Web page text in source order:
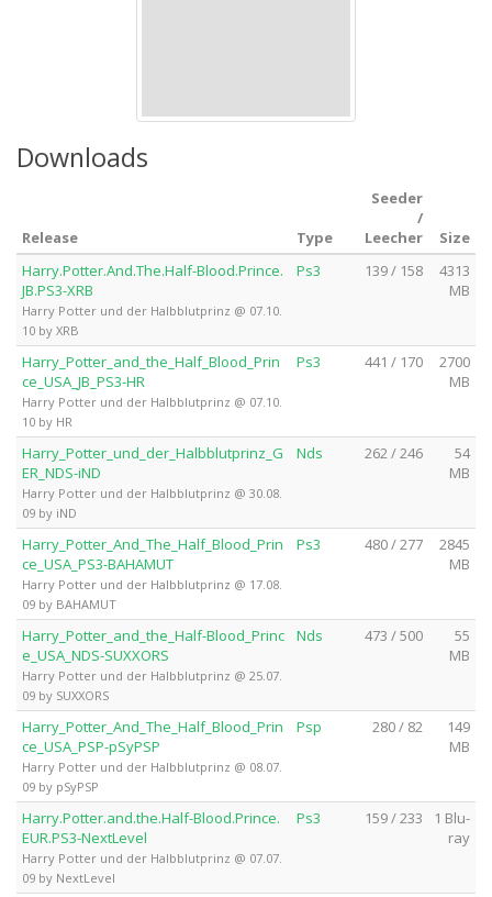
Downloads
Release Type
Seeder
/
Leecher
Size
Harry.Potter.And.The.Half-Blood.Prince.
JB.PS3-XRB
Harry Potter und der Halbblutprinz @ 07.10.
10 by XRB
Ps3 139 / 158
4313
MB
Harry_Potter_and_the_Half_Blood_Prin
ce_USA_JB_PS3-HR
Harry Potter und der Halbblutprinz @ 07.10.
10 by HR
Ps3 441 / 170
2700
MB
Harry_Potter_und_der_Halbblutprinz_G
ER_NDS-iND
Harry Potter und der Halbblutprinz @ 30.08.
09 by iND
Nds 262 / 246
54
MB
Harry_Potter_And_The_Half_Blood_Prin
ce_USA_PS3-BAHAMUT
Harry Potter und der Halbblutprinz @ 17.08.
09 by BAHAMUT
Ps3 480 / 277
2845
MB
Harry_Potter_and_the_Half-Blood_Princ
e_USA_NDS-SUXXORS
Harry Potter und der Halbblutprinz @ 25.07.
09 by SUXXORS
Nds 473 / 500
55
MB
Harry_Potter_And_The_Half_Blood_Prin
ce_USA_PSP-pSyPSP
Harry Potter und der Halbblutprinz @ 08.07.
09 by pSyPSP
Psp 280 / 82
149
MB
Harry.Potter.and.the.Half-Blood.Prince.
EUR.PS3-NextLevel
Harry Potter und der Halbblutprinz @ 07.07.
09 by NextLevel
Ps3 159 / 233
1 Blu-
ray